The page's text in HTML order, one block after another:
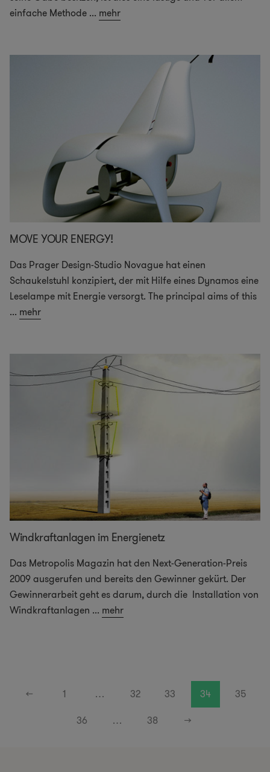
einfache Methode ... mehr
MOVE YOUR ENERGY!
Das Prager Design-Studio Novague hat einen
Schaukelstuhl konzipiert, der mit Hilfe eines Dynamos eine
Leselampe mit Energie versorgt. The principal aims of this
... mehr
Windkraftanlagen im Energienetz
Das Metropolis Magazin hat den Next-Generation-Preis
2009 ausgerufen und bereits den Gewinner gekürt. Der
Gewinnerarbeit geht es darum, durch die Installation von
Windkraftanlagen ... mehr
← 1 … 32 33 34
35
36
… 38 →